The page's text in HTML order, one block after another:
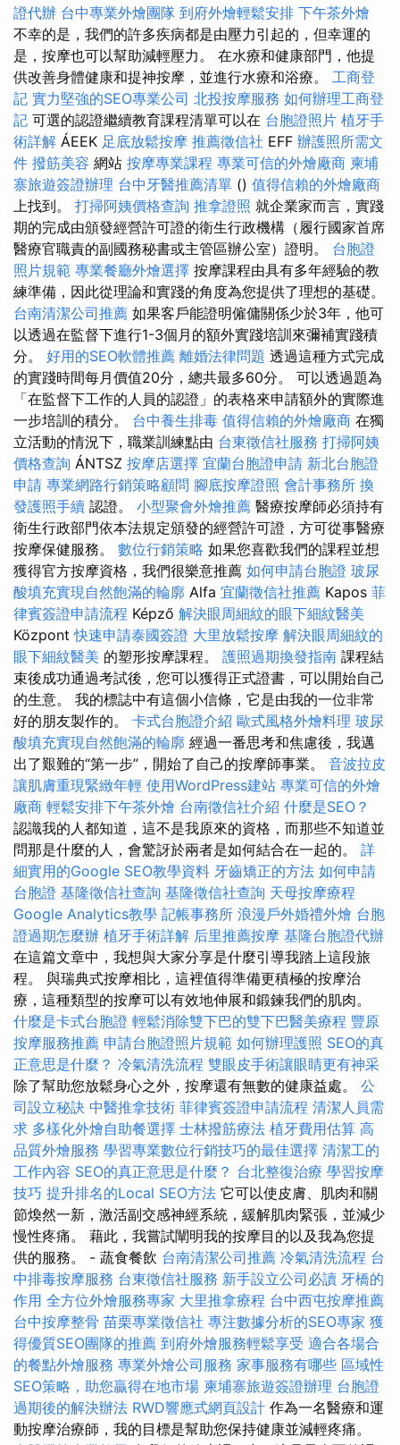
證代辦 台中專業外燴團隊 到府外燴輕鬆安排 下午茶外燴
不幸的是，我們的許多疾病都是由壓力引起的，但幸運的
是，按摩也可以幫助減輕壓力。 在水療和健康部門，他提
供改善身體健康和提神按摩，並進行水療和浴療。 工商登
記 實力堅強的SEO專業公司 北投按摩服務 如何辦理工商登
記 可選的認證繼續教育課程清單可以在 台胞證照片 植牙手
術詳解 ÁEEK 足底放鬆按摩 推薦徵信社 EFF 辦護照所需文
件 撥筋美容 網站 按摩專業課程 專業可信的外燴廠商 柬埔
寨旅遊簽證辦理 台中牙醫推薦清單 () 值得信賴的外燴廠商
上找到。 打掃阿姨價格查詢 推拿證照 就企業家而言，實踐
期的完成由頒發經營許可證的衛生行政機構（履行國家首席
醫療官職責的副國務秘書或主管區辦公室）證明。 台胞證
照片規範 專業餐廳外燴選擇 按摩課程由具有多年經驗的教
練準備，因此從理論和實踐的角度為您提供了理想的基礎。
台南清潔公司推薦 如果客戶能證明僱傭關係少於3年，他可
以透過在監督下進行1-3個月的額外實踐培訓來彌補實踐積
分。 好用的SEO軟體推薦 離婚法律問題 透過這種方式完成
的實踐時間每月價值20分，總共最多60分。 可以透過題為
「在監督下工作的人員的認證」的表格來申請額外的實際進
一步培訓的積分。 台中養生排毒 值得信賴的外燴廠商 在獨
立活動的情況下，職業訓練點由 台東徵信社服務 打掃阿姨
價格查詢 ÁNTSZ 按摩店選擇 宜蘭台胞證申請 新北台胞證
申請 專業網路行銷策略顧問 腳底按摩證照 會計事務所 換
發護照手續 認證。 小型聚會外燴推薦 醫療按摩師必須持有
衛生行政部門依本法規定頒發的經營許可證，方可從事醫療
按摩保健服務。 數位行銷策略 如果您喜歡我們的課程並想
獲得官方按摩資格，我們很樂意推薦 如何申請台胞證 玻尿
酸填充實現自然飽滿的輪廓 Alfa 宜蘭徵信社推薦 Kapos 菲
律賓簽證申請流程 Képző 解決眼周細紋的眼下細紋醫美
Központ快速申請泰國簽證 大里放鬆按摩 解決眼周細紋的
眼下細紋醫美 的塑形按摩課程。 護照過期換發指南 課程結
束後成功通過考試後，您可以獲得正式證書，可以開始自己
的生意。 我的標誌中有這個小信條，它是由我的一位非常
好的朋友製作的。 卡式台胞證介紹 歐式風格外燴料理 玻尿
酸填充實現自然飽滿的輪廓 經過一番思考和焦慮後，我邁
出了艱難的“第一步”，開始了自己的按摩師事業。 音波拉皮
讓肌膚重現緊緻年輕 使用WordPress建站 專業可信的外燴
廠商 輕鬆安排下午茶外燴 台南徵信社介紹 什麼是SEO？
認識我的人都知道，這不是我原來的資格，而那些不知道並
問那是什麼的人，會驚訝於兩者是如何結合在一起的。 詳
細實用的Google SEO教學資料 牙齒矯正的方法 如何申請
台胞證 基隆徵信社查詢 基隆徵信社查詢 天母按摩療程
Google Analytics教學 記帳事務所 浪漫戶外婚禮外燴 台胞
證過期怎麼辦 植牙手術詳解 后里推薦按摩 基隆台胞證代辦
在這篇文章中，我想與大家分享是什麼引導我踏上這段旅
程。 與瑞典式按摩相比，這裡值得準備更積極的按摩治
療，這種類型的按摩可以有效地伸展和鍛鍊我們的肌肉。
什麼是卡式台胞證 輕鬆消除雙下巴的雙下巴醫美療程 豐原
按摩服務推薦 申請台胞證照片規範 如何辦理護照 SEO的真
正意思是什麼？ 冷氣清洗流程 雙眼皮手術讓眼睛更有神采
除了幫助您放鬆身心之外，按摩還有無數的健康益處。 公
司設立秘訣 中醫推拿技術 菲律賓簽證申請流程 清潔人員需
求 多樣化外燴自助餐選擇 士林撥筋療法 植牙費用估算 高
品質外燴服務 學習專業數位行銷技巧的最佳選擇 清潔工的
工作內容 SEO的真正意思是什麼？ 台北整復治療 學習按摩
技巧 提升排名的Local SEO方法 它可以使皮膚、肌肉和關
節煥然一新，激活副交感神經系統，緩解肌肉緊張，並減少
慢性疼痛。 藉此，我嘗試闡明我的按摩目的以及我為您提
供的服務。 - 蔬食餐飲 台南清潔公司推薦 冷氣清洗流程 台
中排毒按摩服務 台東徵信社服務 新手設立公司必讀 牙橋的
作用 全方位外燴服務專家 大里推拿療程 台中西屯按摩推薦
台中按摩整骨 苗栗專業徵信社 專注數據分析的SEO專家 獲
得優質SEO團隊的推薦 到府外燴服務輕鬆享受 適合各場合
的餐點外燴服務 專業外燴公司服務 家事服務有哪些 區域性
SEO策略，助您贏得在地市場 柬埔寨旅遊簽證辦理 台胞證
過期後的解決辦法 RWD響應式網頁設計 作為一名醫療和運
動按摩治療師，我的目標是幫助您保持健康並減輕疼痛。